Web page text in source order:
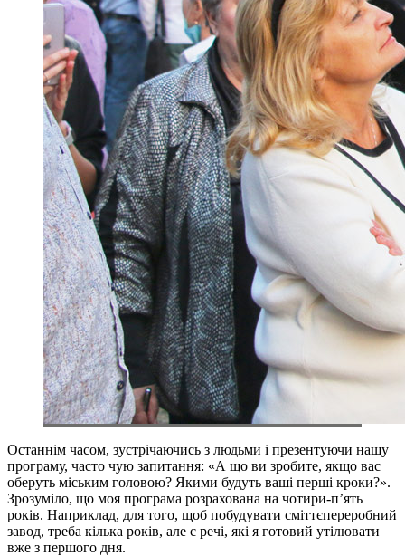
Останнім часом, зустрічаючись з людьми і презентуючи нашу
програму, часто чую запитання: «А що ви зробите, якщо вас
оберуть міським головою? Якими будуть ваші перші кроки?».
Зрозуміло, що моя програма розрахована на чотири-п’ять
років. Наприклад, для того, щоб побудувати сміттєпереробний
завод, треба кілька років, але є речі, які я готовий утілювати
вже з першого дня.